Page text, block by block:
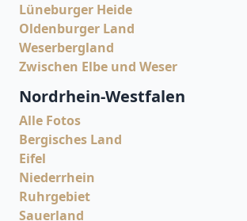
Lüneburger Heide
Oldenburger Land
Weserbergland
Zwischen Elbe und Weser
Nordrhein-Westfalen
Alle Fotos
Bergisches Land
Eifel
Niederrhein
Ruhrgebiet
Sauerland